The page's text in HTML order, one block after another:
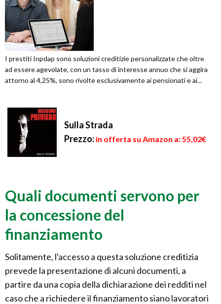
I prestiti Inpdap sono soluzioni creditizie personalizzate che oltre
ad essere agevolate, con un tasso di interesse annuo che si aggira
attorno al 4,25%, sono rivolte esclusivamente ai pensionati e ai...
Sulla Strada
Prezzo: in offerta su Amazon a: 55,02€
Quali documenti servono per
la concessione del
finanziamento
Solitamente, l'accesso a questa soluzione creditizia
prevede la presentazione di alcuni documenti, a
partire da una copia della dichiarazione dei redditi nel
caso che a richiedere il finanziamento siano lavoratori